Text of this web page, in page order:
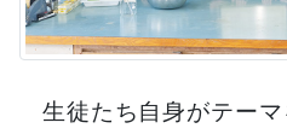
生徒たち自身がテー